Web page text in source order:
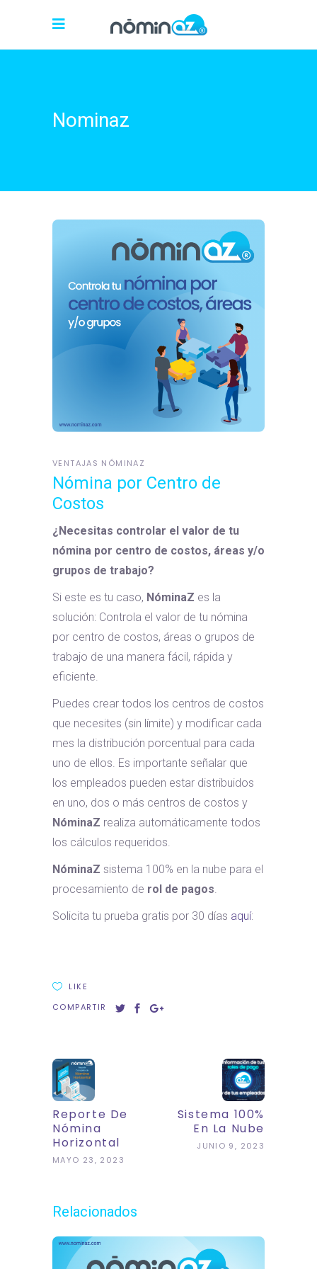
Nominaz
VENTAJAS NÓMINAZ
Nómina por Centro de
Costos
¿Necesitas controlar el valor de tu
nómina por centro de costos, áreas y/o
grupos de trabajo?
Si este es tu caso, NóminaZ es la
solución: Controla el valor de tu nómina
por centro de costos, áreas o grupos de
trabajo de una manera fácil, rápida y
eficiente.
Puedes crear todos los centros de costos
que necesites (sin límite) y modificar cada
mes la distribución porcentual para cada
uno de ellos. Es importante señalar que
los empleados pueden estar distribuidos
en uno, dos o más centros de costos y
NóminaZ realiza automáticamente todos
los cálculos requeridos.
NóminaZ sistema 100% en la nube para el
procesamiento de rol de pagos.
Solicita tu prueba gratis por 30 días aquí:
LIKE
COMPARTIR
Reporte De
Nómina
Horizontal
MAYO 23, 2023
Sistema 100%
En La Nube
JUNIO 9, 2023
Relacionados